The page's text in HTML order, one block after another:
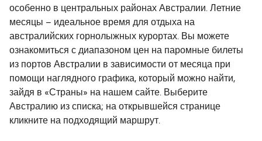
особенно в центральных районах Австралии. Летние
месяцы – идеальное время для отдыха на
австралийских горнолыжных курортах. Вы можете
ознакомиться с диапазоном цен на паромные билеты
из портов Австралии в зависимости от месяца при
помощи наглядного графика, который можно найти,
зайдя в «Страны» на нашем сайте. Выберите
Австралию из списка; на открывшейся странице
кликните на подходящий маршрут.